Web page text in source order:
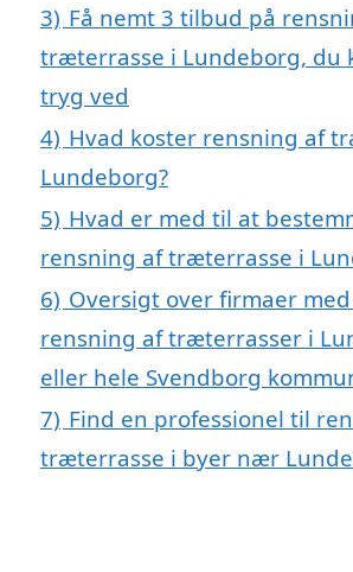
3) Få nemt 3 tilbud på
træterrasse i Lundeborg, du
tryg ved
4) Hvad koster rensning af
Lundeborg?
5) Hvad er med til at
rensning af træterrasse i
6) Oversigt over firmaer
rensning af træterrasser i
eller hele Svendborg
7) Find en professionel til
træterrasse i byer nær